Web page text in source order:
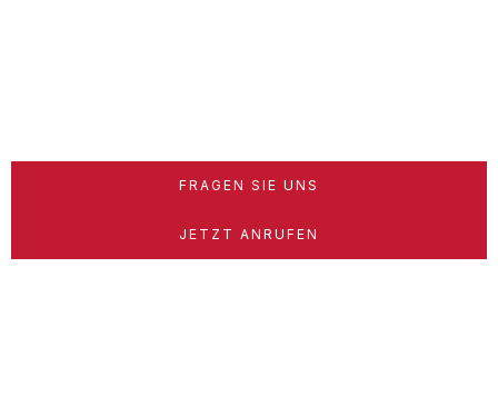
FRAGEN SIE UNS
JETZT ANRUFEN